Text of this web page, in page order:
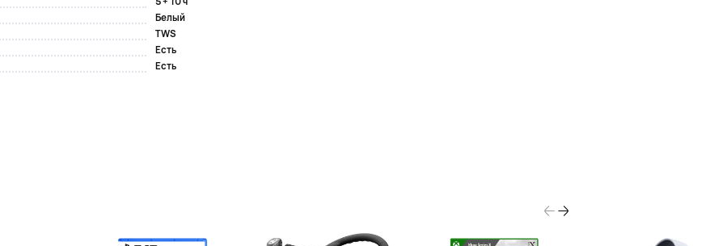
Белый
TWS
Есть
Есть